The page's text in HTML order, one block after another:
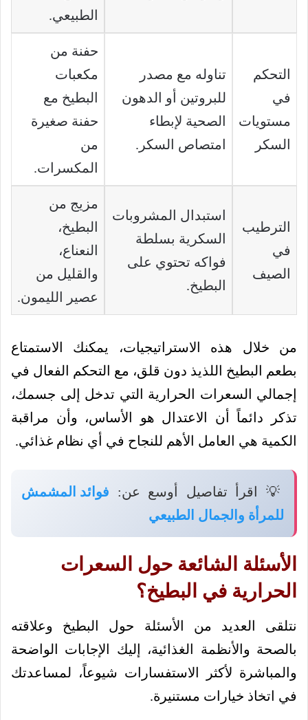
الطبيعي.
التحكم
في
مستويات
السكر
تناوله مع مصدر
للبروتين أو الدهون
الصحية لإبطاء
امتصاص السكر.
حفنة من
مكعبات
البطيخ مع
حفنة صغيرة
من
المكسرات.
الترطيب
في
الصيف
استبدال المشروبات
السكرية بسلطة
فواكه تحتوي على
البطيخ.
مزيج من
البطيخ،
النعناع،
والقليل من
عصير الليمون.
من خلال هذه الاستراتيجيات، يمكنك الاستمتاع
بطعم البطيخ اللذيذ دون قلق، مع التحكم الفعال في
إجمالي السعرات الحرارية التي تدخل إلى جسمك،
تذكر دائماً أن الاعتدال هو الأساس، وأن مراقبة
الكمية هي العامل الأهم للنجاح في أي نظام غذائي.
💡 اقرأ تفاصيل أوسع عن: فوائد المشمش
للمرأة والجمال الطبيعي
الأسئلة الشائعة حول السعرات
الحرارية في البطيخ؟
نتلقى العديد من الأسئلة حول البطيخ وعلاقته
بالصحة والأنظمة الغذائية، إليك الإجابات الواضحة
والمباشرة لأكثر الاستفسارات شيوعاً، لمساعدتك
في اتخاذ خيارات مستنيرة.